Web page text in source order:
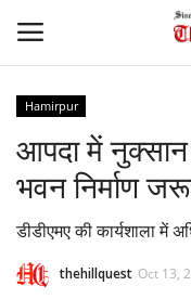
Home
Hamirpur
आपदा में
भवन निर्माण
डीडीएमए की कार्यशाला में
thehillquest Oct 13,